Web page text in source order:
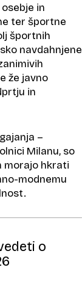
in
ter športne
športnih
navdahnjene
že javno
in
–
Milanu, so
morajo hkrati
modnemu
o